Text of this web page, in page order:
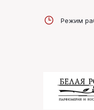
Режим